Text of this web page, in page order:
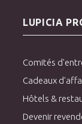
LUPICIA
Comités
Cadeaux
Hôtels &
Devenir